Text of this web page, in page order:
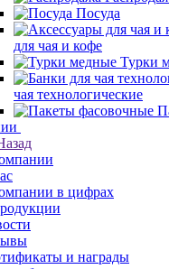
Посуда
для чая и кофе
Турки
чая технологические
в цифрах
и награды